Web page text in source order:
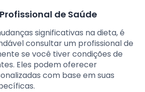
de Saúde
significativas na dieta, é
consultar um profissional de
se você tiver condições de
Eles podem oferecer
com base em suas